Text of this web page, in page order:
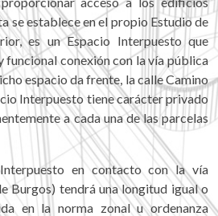
se establece en el propio Estudio de
es un Espacio Interpuesto que
funcional conexión con la vía pública
espacio da frente, la calle Camino
Interpuesto tiene carácter privado
a cada una de las parcelas
en contacto con la vía
Burgos) tendrá una longitud igual o
en la norma zonal u ordenanza